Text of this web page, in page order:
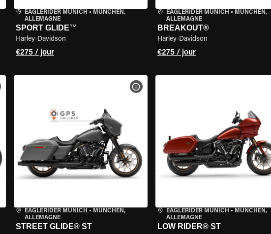
EAGLERIDER MUNICH • MÜNCHEN,
ALLEMAGNE
SPORT GLIDE™
Harley-Davidson
€275 / jour
EAGLERIDER MUNICH • MÜNCHEN,
ALLEMAGNE
BREAKOUT®
Harley-Davidson
€275 / jour
VOIR LES SPÉCIFICATIONS DE LA MOTO
EAGLERIDER MUNICH • MÜNCHEN,
ALLEMAGNE
STREET GLIDE® ST
VOIR LES SPÉCIFICATIONS DE LA MOTO
EAGLERIDER MUNICH • MÜNCHEN,
ALLEMAGNE
LOW RIDER® ST